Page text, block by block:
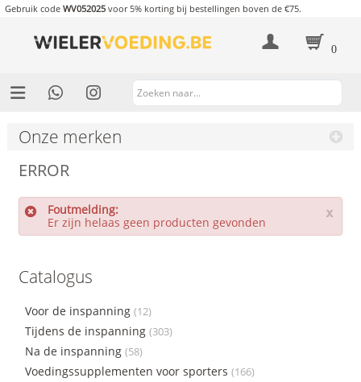
Gebruik code WV052025voor 5% korting bij bestellingen boven de €75.
0
Onze merken
ERROR
Foutmelding:
Er zijn helaas geen producten gevonden
x
Catalogus
Voor de inspanning (12)
Tijdens de inspanning (303)
Na de inspanning (58)
Voedingssupplementen voor sporters (166)